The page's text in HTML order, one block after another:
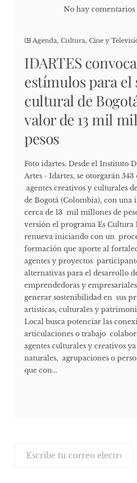
No hay comentarios
Agenda, Cultura, Cine y
IDARTES convoca
estímulos para el
cultural de
valor de 13 mil
pesos
Foto idartes. Desde el Instituto
Artes - Idartes, se otorgarán
agentes creativos y culturales
de Bogotá (Colombia), con una
cerca de 13 mil millones de
versión el programa Es Cultura
renueva iniciando con un
formación que aporte al
agentes y proyectos
alternativas para el desarrollo
emprendedoras y
generar sostenibilidad en sus
artísticas, culturales y
Local busca potenciar las
articulaciones o trabajo
agentes culturales y creativos
naturales, agrupaciones o
que con...